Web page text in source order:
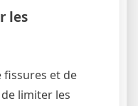
les
et de
limiter les